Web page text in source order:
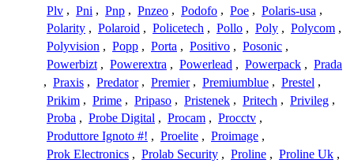
Plv , Pni , Pnp , Pnzeo , Podofo , Poe , Polaris-usa ,
Polarity , Polaroid , Policetech , Pollo , Poly , Polycom ,
Polyvision , Popp , Porta , Positivo , Posonic ,
Powerbizt , Powerextra , Powerlead , Powerpack , Prada
, Praxis , Predator , Premier , Premiumblue , Prestel ,
Prikim , Prime , Pripaso , Pristenek , Pritech , Privileg ,
Proba , Probe Digital , Procam , Procctv ,
Produttore Ignoto #! , Proelite , Proimage ,
Prok Electronics , Prolab Security , Proline , Proline Uk ,